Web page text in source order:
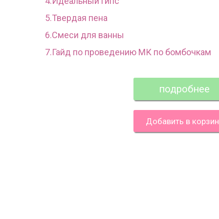
5.Твердая пена
6.Смеси для ванны
7.Гайд по проведению МК по бомбочкам
подробнее
Добавить в